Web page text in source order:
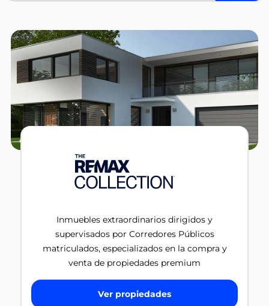
Inmuebles extraordinarios dirigidos y
supervisados por Corredores Públicos
matriculados, especializados en la compra y
venta de propiedades premium
Ver propiedades